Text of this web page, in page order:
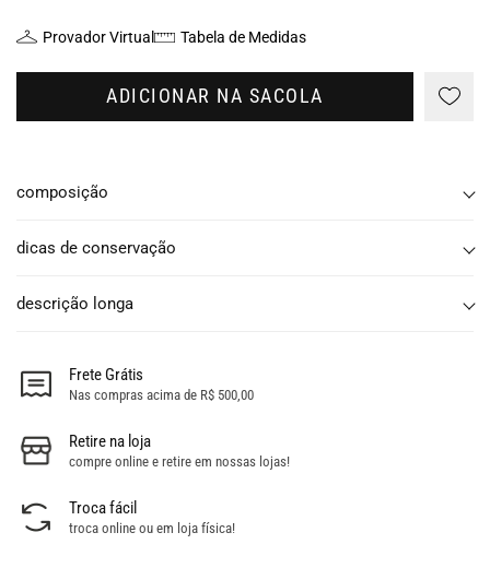
Provador Virtual Tabela de Medidas
ADICIONAR NA SACOLA
composição
dicas de conservação
descrição longa
Frete Grátis
Nas compras acima de R$ 500,00
Retire na loja
compre online e retire em nossas lojas!
Troca fácil
troca online ou em loja física!